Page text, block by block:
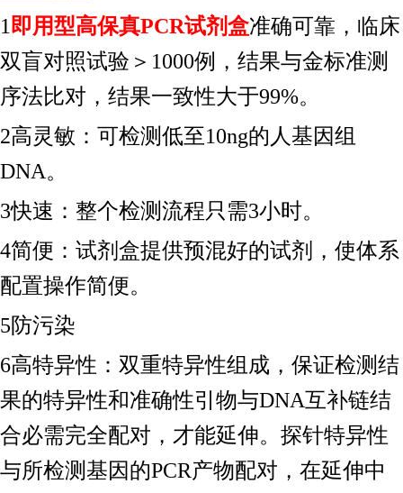
1即用型高保真PCR试剂盒准确可靠，临床
双盲对照试验＞ 1000例，结果与金标准测
序法比对，结果一致性大于99%。
2高灵敏：可检测低至10ng的人基因组
DNA。
3快速：整个检测流程只需3小时。
4简便：试剂盒提供预混好的试剂，使体系
配置操作简便。
5防污染
6高特异性：双重特异性组成，保证检测结
果的特异性和准确性引物与DNA互补链结
合必需完全配对，才能延伸。探针特异性
与所检测基因的PCR产物配对，在延伸中